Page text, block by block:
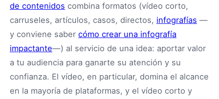
de contenidos combina formatos (vídeo corto,
carruseles, artículos, casos, directos, infografías —
y conviene saber cómo crear una infografía
impactante—) al servicio de una idea: aportar valor
a tu audiencia para ganarte su atención y su
confianza. El vídeo, en particular, domina el alcance
en la mayoría de plataformas, y el vídeo corto y